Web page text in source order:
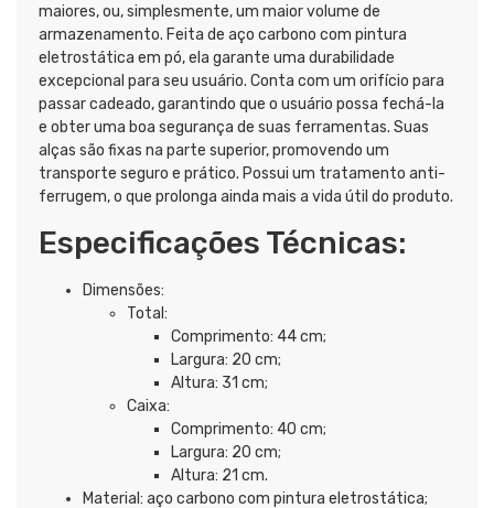
maiores, ou, simplesmente, um maior volume de
armazenamento. Feita de aço carbono com pintura
eletrostática em pó, ela garante uma durabilidade
excepcional para seu usuário. Conta com um orifício para
passar cadeado, garantindo que o usuário possa fechá-la
e obter uma boa segurança de suas ferramentas. Suas
alças são fixas na parte superior, promovendo um
transporte seguro e prático. Possui um tratamento anti-
ferrugem, o que prolonga ainda mais a vida útil do produto.
Especificações Técnicas:
Dimensões:
Total:
Comprimento: 44 cm;
Largura: 20 cm;
Altura: 31 cm;
Caixa:
Comprimento: 40 cm;
Largura: 20 cm;
Altura: 21 cm.
Material: aço carbono com pintura eletrostática;